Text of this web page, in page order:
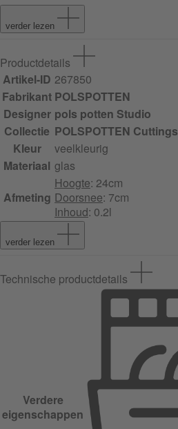
verder lezen
Productdetails
Artikel-ID 267850
Fabrikant POLSPOTTEN
Designer pols potten Studio
Collectie POLSPOTTEN Cuttings
Kleur
veelkleurig
Materiaal glas
Afmeting
Hoogte: 24cm
Doorsnee: 7cm
Inhoud: 0.2l
verder lezen
Technische productdetails
Verdere
eigenschappen